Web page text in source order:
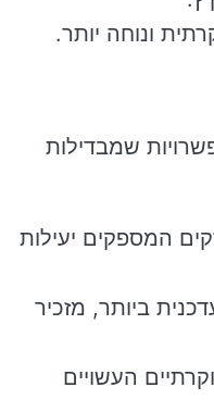
ונוחה יותר.
שמבדילות
המספקים יעילות
ביותר, מזכיר
העשויים